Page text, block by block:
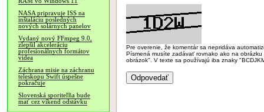
NASA pripravuje ISS na
inštaláciu posledných
nových solárnych panelov
Vydaný nový FFmpeg 9.0,
zlepšil akceleráciu
profesionálnych formátov
videa
Záchrana misie na záchranu
teleskopu Swift úspešne
pokračuje
Slovenská sporiteľňa bude
mať cez víkend odstávku
Pre overenie, že komentár sa nepridáva
Písmená musíte zadávať rovnako ako na
obrázok". V texte sa používajú iba znaky